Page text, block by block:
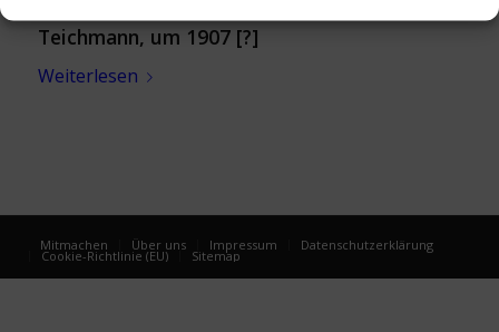
Teichmann, um 1907 [?]
Weiterlesen
Mitmachen Über uns Impressum Datenschutzerklärung
Cookie-Richtlinie (EU) Sitemap